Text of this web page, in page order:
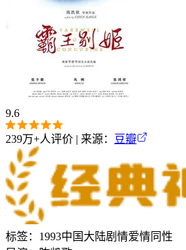
9.6
239万+人评价 | 来源： 豆瓣
标签： 1993中国大陆剧情爱情同性